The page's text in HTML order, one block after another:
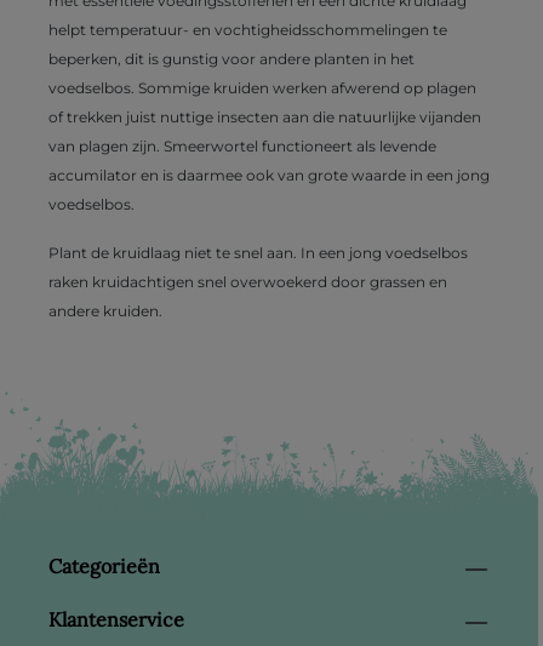
helpt temperatuur- en vochtigheidsschommelingen te
beperken, dit is gunstig voor andere planten in het
voedselbos. Sommige kruiden werken afwerend op plagen
of trekken juist nuttige insecten aan die natuurlijke vijanden
van plagen zijn. Smeerwortel functioneert als levende
accumilator en is daarmee ook van grote waarde in een jong
voedselbos.
Plant de kruidlaag niet te snel aan. In een jong voedselbos
raken kruidachtigen snel overwoekerd door grassen en
andere kruiden.
Categorieën
Klantenservice